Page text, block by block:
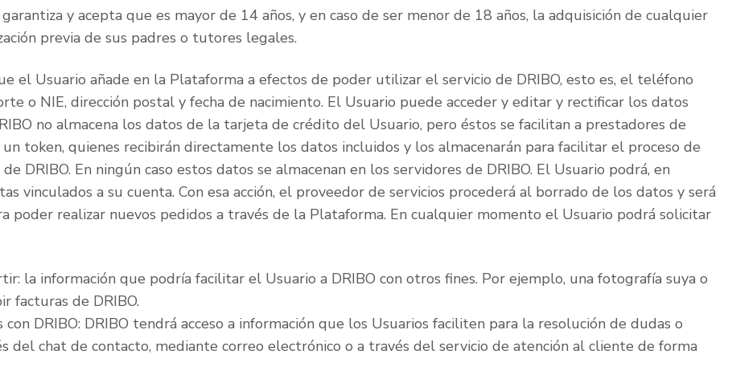
y acepta que es mayor de 14 años, y en caso de ser menor de 18 años, la adquisición de cualquier
previa de sus padres o tutores legales.
el Usuario añade en la Plataforma a efectos de poder utilizar el servicio de DRIBO, esto es, el teléfono
o NIE, dirección postal y fecha de nacimiento. El Usuario puede acceder y editar y rectificar los datos
no almacena los datos de la tarjeta de crédito del Usuario, pero éstos se facilitan a prestadores de
token, quienes recibirán directamente los datos incluidos y los almacenarán para facilitar el proceso de
DRIBO. En ningún caso estos datos se almacenan en los servidores de DRIBO. El Usuario podrá, en
vinculados a su cuenta. Con esa acción, el proveedor de servicios procederá al borrado de los datos y será
poder realizar nuevos pedidos a través de la Plataforma. En cualquier momento el Usuario podrá solicitar
la información que podría facilitar el Usuario a DRIBO con otros fines. Por ejemplo, una fotografía suya o
facturas de DRIBO.
DRIBO: DRIBO tendrá acceso a información que los Usuarios faciliten para la resolución de dudas o
del chat de contacto, mediante correo electrónico o a través del servicio de atención al cliente de forma